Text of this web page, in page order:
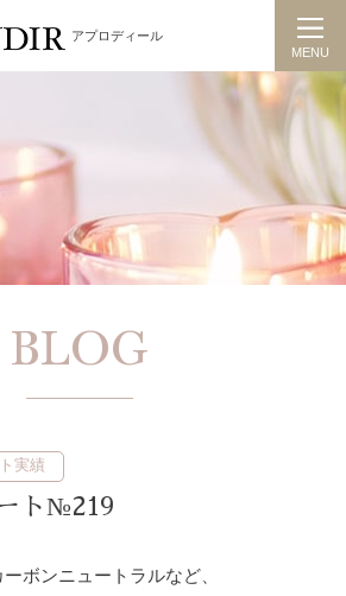
アプロディール
MENU
BLOG
実績
ト№219
ボンニュートラルなど、